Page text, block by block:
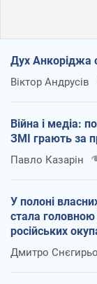
Дух Анкоріджа
Віктор Андрусів
Війна і медіа:
ЗМІ грають за
Павло Казарін
У полоні
стала
російських
Дмитро